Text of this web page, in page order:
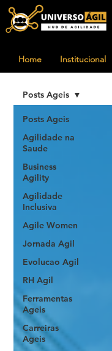
Home Institucional
Posts Ageis
Agilidade na
Saude
Business
Agility
Agilidade
Inclusiva
Agile Women
Jornada Agil
Evolucao Agil
RH Agil
Ferramentas
Ageis
Carreiras
Ageis
Posts Ageis